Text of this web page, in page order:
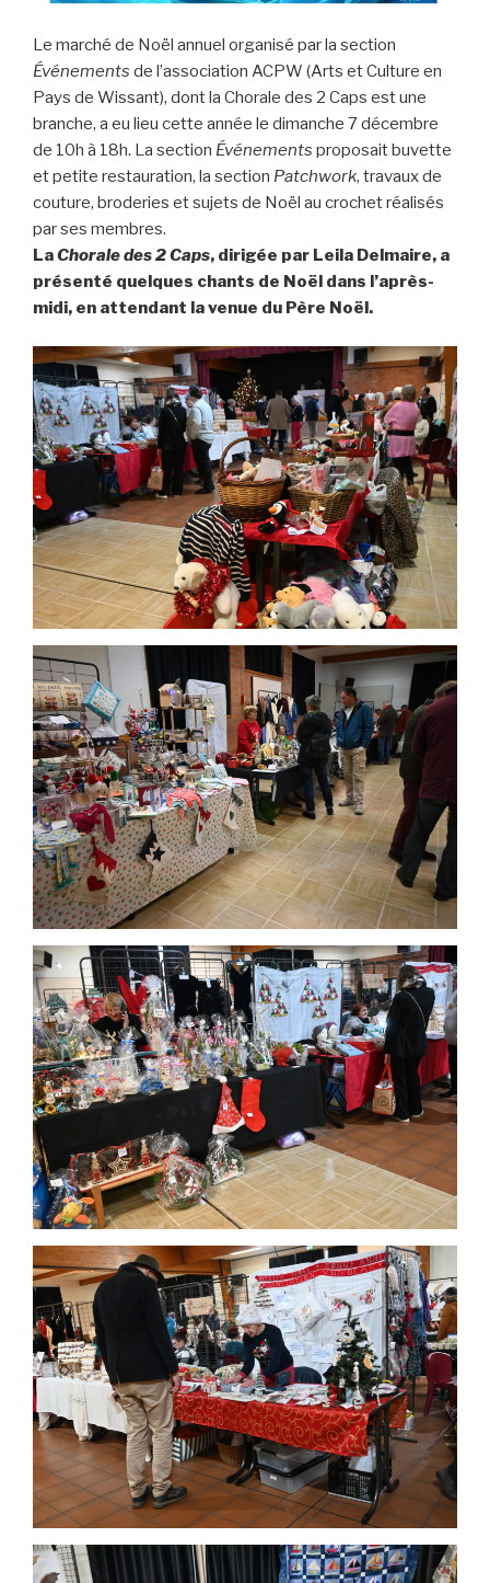
Le marché de Noël annuel organisé par la section
Événements de l’association ACPW (Arts et Culture en
Pays de Wissant), dont la Chorale des 2 Caps est une
branche, a eu lieu cette année le dimanche 7 décembre
de 10h à 18h. La section Événements proposait buvette
et petite restauration, la section Patchwork, travaux de
couture, broderies et sujets de Noël au crochet réalisés
par ses membres.
LaChorale des 2 Caps, dirigée par Leila Delmaire, a
présenté quelques chants de Noël dans l’après-
midi, en attendant la venue du Père Noël.